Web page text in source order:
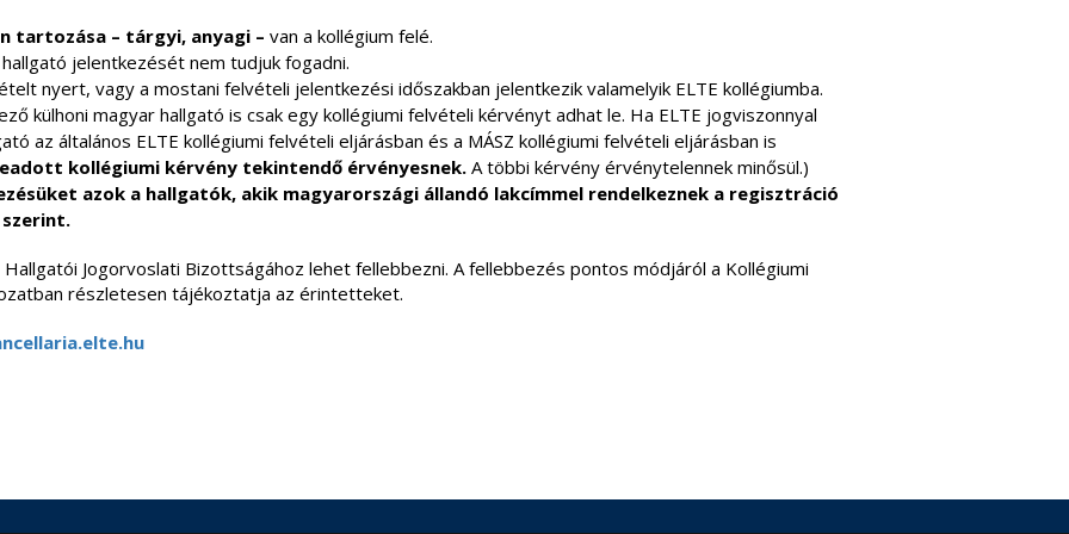
tartozása – tárgyi, anyagi – van a kollégium felé.
jelentkezését nem tudjuk fogadni.
nyert, vagy a mostani felvételi jelentkezési időszakban jelentkezik valamelyik ELTE kollégiumba.
külhoni magyar hallgató is csak egy kollégiumi felvételi kérvényt adhat le. Ha ELTE jogviszonnyal
az általános ELTE kollégiumi felvételi eljárásban és a MÁSZ kollégiumi felvételi eljárásban is
kollégiumi kérvény tekintendő érvényesnek. A többi kérvény érvénytelennek minősül.)
azok a hallgatók, akik magyarországi állandó lakcímmel rendelkeznek a regisztráció
Jogorvoslati Bizottságához lehet fellebbezni. A fellebbezés pontos módjáról a Kollégiumi
részletesen tájékoztatja az érintetteket.